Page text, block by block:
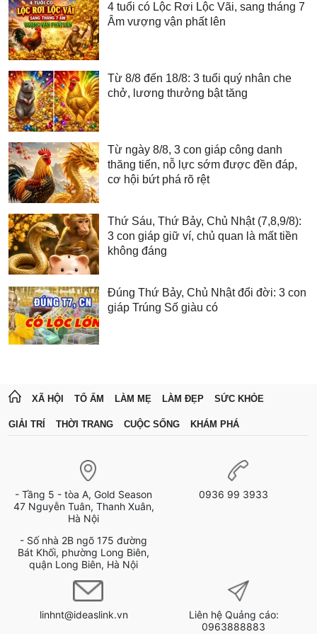
4 tuổi có Lộc Rơi Lộc Vãi, sang tháng 7
Âm vượng vận phất lên
Từ 8/8 đến 18/8: 3 tuổi quý nhân che
chở, lương thưởng bật tăng
Từ ngày 8/8, 3 con giáp công danh
thăng tiến, nỗ lực sớm được đền đáp,
cơ hội bứt phá rõ rệt
Thứ Sáu, Thứ Bảy, Chủ Nhật (7,8,9/8):
3 con giáp giữ ví, chủ quan là mất tiền
không đáng
Đúng Thứ Bảy, Chủ Nhật đổi đời: 3 con
giáp Trúng Số giàu có
XÃ HỘI TỔ ẤM LÀM MẸ LÀM ĐẸP SỨC KHỎE
GIẢI TRÍ THỜI TRANG CUỘC SỐNG KHÁM PHÁ
- Tầng 5 - tòa A, Gold Season
47 Nguyễn Tuân, Thanh Xuân,
Hà Nội
- Số nhà 2B ngõ 175 đường
Bát Khối, phường Long Biên,
quận Long Biên, Hà Nội
0936 99 3933
linhnt@ideaslink.vn
Liên hệ Quảng cáo:
0963888883